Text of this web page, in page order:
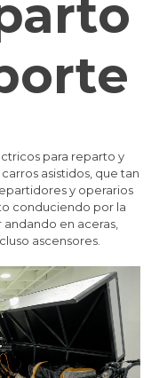
para reparto y
asistidos, que tan
y operarios
conduciendo por la
en aceras,
ascensores.